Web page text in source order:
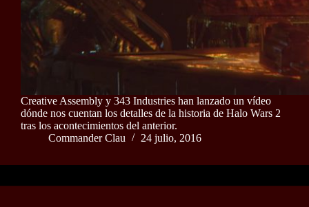
Creative Assembly y 343 Industries han lanzado un vídeo
dónde nos cuentan los detalles de la historia de Halo Wars 2
tras los acontecimientos del anterior.
Commander Clau
24 julio, 2016